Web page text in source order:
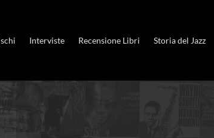
Interviste Recensione Libri Storia del Jazz